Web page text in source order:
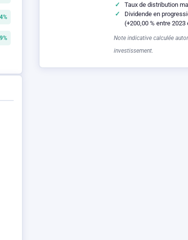
Taux de distribution
Dividende en
(+200,00 % entre 2023
Note indicative calculée
investissement.